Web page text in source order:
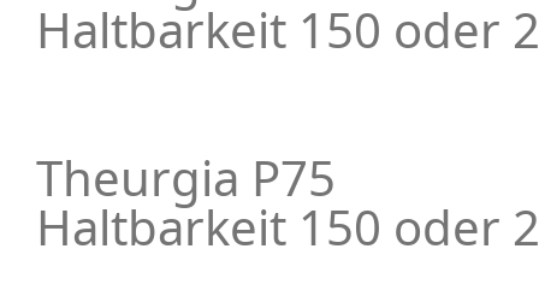
Haltbarkeit 150 oder
Theurgia P75
Haltbarkeit 150 oder